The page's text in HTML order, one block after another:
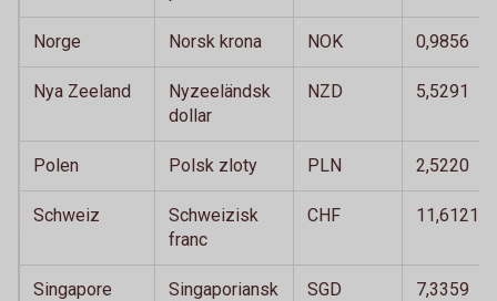
Norge Norsk krona NOK 0,9856
Nya Zeeland
Nyzeeländsk
dollar
NZD 5,5291
Polen Polsk zloty PLN 2,5220
Schweiz
Schweizisk
franc
CHF 11,6121
Singapore
Singaporiansk
SGD 7,3359